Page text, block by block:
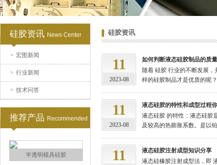
硅胶资讯 News Center
> 宏图新闻
> 行业新闻
> 技术问答
推荐产品 Recommended
涂布硅胶
半透明模具硅胶
硅胶资讯
11
2023-08
如何判断液态硅胶制品的质
随着 硅胶 行业的不断发展
样的硅胶制品才是优质的呢
11
2023-08
液态硅胶的特性和成型过程
液态硅胶 的特性：液态硅胶
及较高的热膨胀系数。是以
11
液态硅胶注射成型知识分享
液态硅橡胶注射成型法，即